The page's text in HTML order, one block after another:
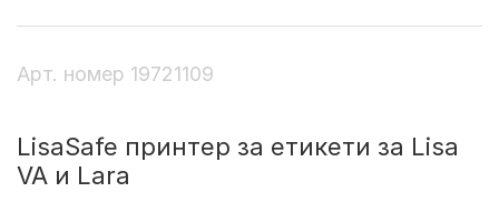
Арт. номер 19721109
LisaSafe принтер за етикети за Lisa
VA и Lara